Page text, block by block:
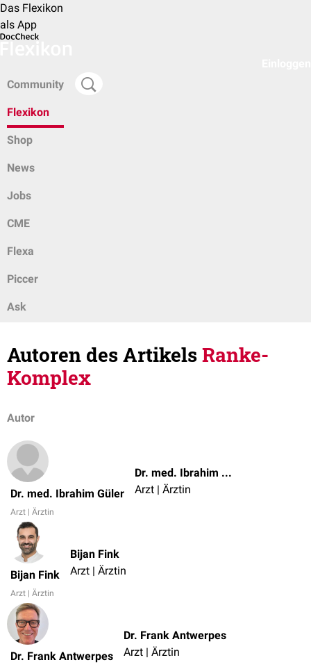
Das Flexikon
als App
Community
Flexikon
Shop
News
Jobs
CME
Flexa
Piccer
Ask
Autoren des ArtikelsRanke-
Komplex
Autor
Dr. med. Ibrahim Güler
Arzt | Ärztin
Dr. med. Ibrahim Güler
Arzt | Ärztin
Bijan Fink
Arzt | Ärztin
Bijan Fink
Arzt | Ärztin
Dr. Frank Antwerpes
Dr. Frank Antwerpes
Arzt | Ärztin